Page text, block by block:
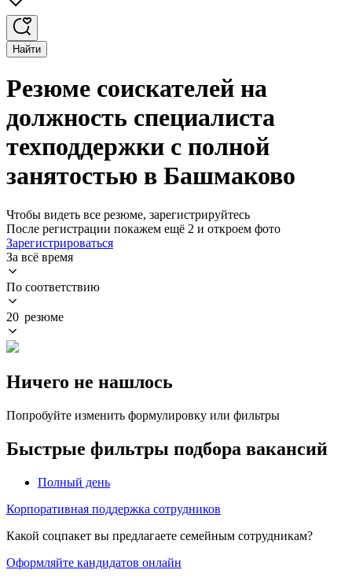
Найти
Резюме соискателей на
должность специалиста
техподдержки с полной
занятостью в Башмаково
Чтобы видеть все резюме, зарегистрируйтесь
После регистрации покажем ещё 2 и откроем фото
Зарегистрироваться
За всё время
По соответствию
20 резюме
Ничего не нашлось
Попробуйте изменить формулировку или фильтры
Быстрые фильтры подбора вакансий
Полный день
Корпоративная поддержка сотрудников
Какой соцпакет вы предлагаете семейным сотрудникам?
Оформляйте кандидатов онлайн